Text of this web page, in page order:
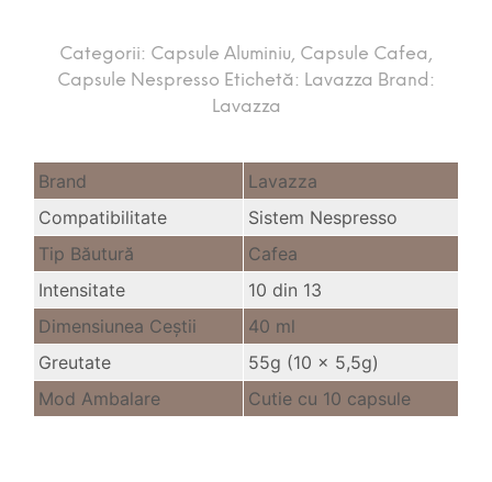
Categorii: Capsule Aluminiu, Capsule Cafea,
Capsule Nespresso Etichetă: Lavazza Brand:
Lavazza
Brand
Lavazza
Compatibilitate
Sistem Nespresso
Tip Băutură
Cafea
Intensitate
10 din 13
Dimensiunea Ceştii
40 ml
Greutate
55g (10 x 5,5g)
Mod Ambalare
Cutie cu 10 capsule